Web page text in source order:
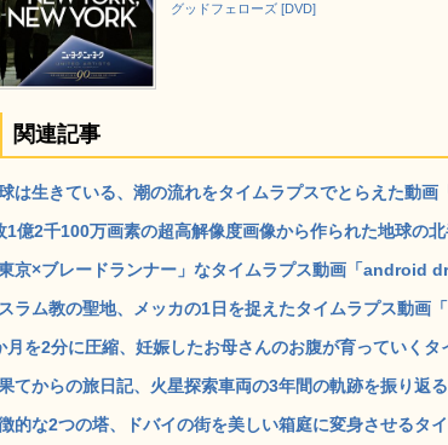
グッドフェローズ [DVD]
関連記事
は生きている、潮の流れをタイムラプスでとらえた動
1億2千100万画素の超高解像度画像から作られた地球の
東京×ブレードランナー」なタイムラプス動画「android
ラム教の聖地、メッカの1日を捉えたタイムラプス動画
月を2分に圧縮、妊娠したお母さんのお腹が育っていく
てからの旅日記、火星探索車両の3年間の軌跡を振り返
的な2つの塔、ドバイの街を美しい箱庭に変身させる